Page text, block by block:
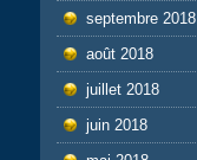
septembre 2018
août 2018
juillet 2018
juin 2018